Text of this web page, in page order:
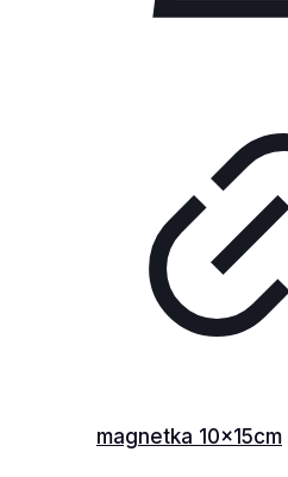
magnetka 10x15cm